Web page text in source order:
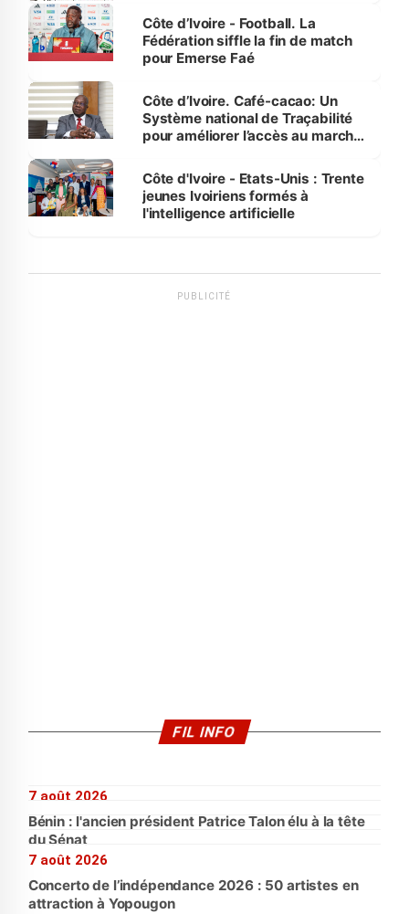
Côte d’Ivoire - Football. La
Fédération siffle la fin de match
pour Emerse Faé
Côte d’Ivoire. Café-cacao: Un
Système national de Traçabilité
pour améliorer l’accès au marché
Côte d'Ivoire - Etats-Unis : Trente
jeunes Ivoiriens formés à
l'intelligence artificielle
PUBLICITÉ
FIL INFO
7 août 2026
Bénin : l'ancien président Patrice Talon élu à la tête
du Sénat
7 août 2026
Concerto de l’indépendance 2026 : 50 artistes en
attraction à Yopougon